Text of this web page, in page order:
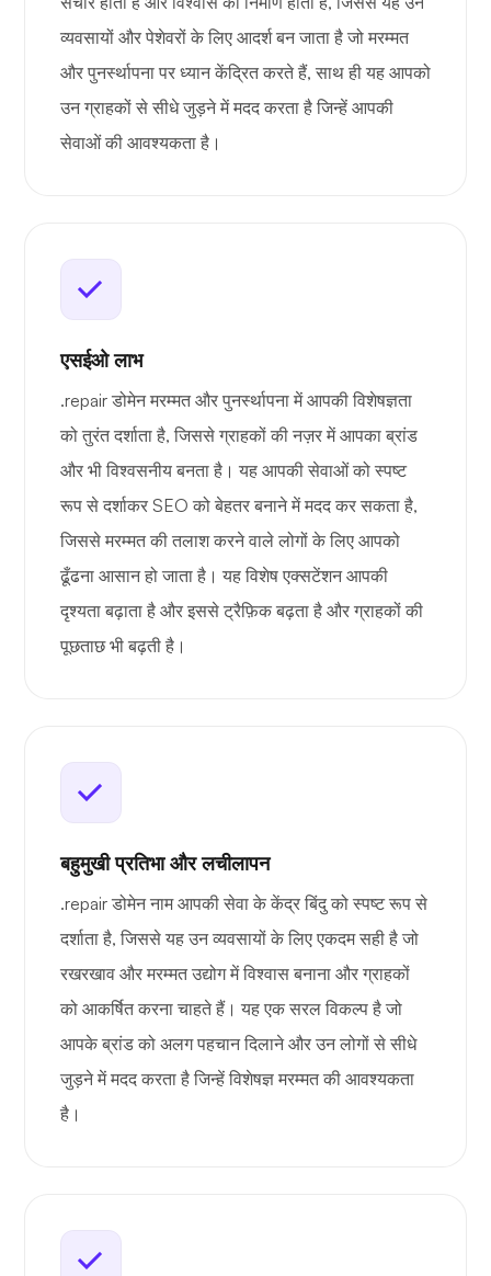
व्यवसायों और पेशेवरों के लिए आदर्श बन जाता है जो मरम्मत
और पुनर्स्थापना पर ध्यान केंद्रित करते हैं, साथ ही यह आपको
उन ग्राहकों से सीधे जुड़ने में मदद करता है जिन्हें आपकी
सेवाओं की आवश्यकता है।
एसईओ लाभ
.repair डोमेन मरम्मत और पुनर्स्थापना में आपकी विशेषज्ञता
को तुरंत दर्शाता है, जिससे ग्राहकों की नज़र में आपका ब्रांड
और भी विश्वसनीय बनता है। यह आपकी सेवाओं को स्पष्ट
रूप से दर्शाकर SEO को बेहतर बनाने में मदद कर सकता है,
जिससे मरम्मत की तलाश करने वाले लोगों के लिए आपको
ढूँढना आसान हो जाता है। यह विशेष एक्सटेंशन आपकी
दृश्यता बढ़ाता है और इससे ट्रैफ़िक बढ़ता है और ग्राहकों की
पूछताछ भी बढ़ती है।
बहुमुखी प्रतिभा और लचीलापन
.repair डोमेन नाम आपकी सेवा के केंद्र बिंदु को स्पष्ट रूप से
दर्शाता है, जिससे यह उन व्यवसायों के लिए एकदम सही है जो
रखरखाव और मरम्मत उद्योग में विश्वास बनाना और ग्राहकों
को आकर्षित करना चाहते हैं। यह एक सरल विकल्प है जो
आपके ब्रांड को अलग पहचान दिलाने और उन लोगों से सीधे
जुड़ने में मदद करता है जिन्हें विशेषज्ञ मरम्मत की आवश्यकता
है।